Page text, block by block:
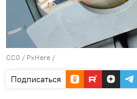
CC0 / PxHere /
Подписаться